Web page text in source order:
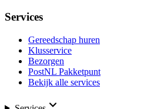
Services
Gereedschap huren
Klusservice
Bezorgen
PostNL Pakketpunt
Bekijk alle services